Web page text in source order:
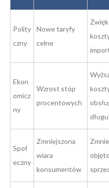
Polity
czny
Nowe taryfy
celne
Ekon
omicz
ny
Wzrost stóp
procentowych
długu
Społ
eczny
Zmniejszona
wiara
konsumentów